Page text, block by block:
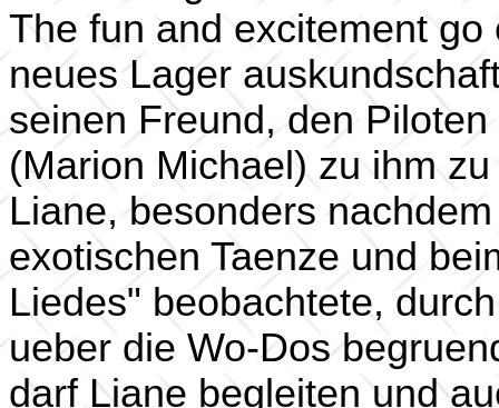
The fun and excitement
neues Lager
seinen Freund, den
(Marion Michael) zu ihm
Liane, besonders
exotischen Taenze und
Liedes" beobachtete,
ueber die Wo-Dos
darf Liane begleiten und